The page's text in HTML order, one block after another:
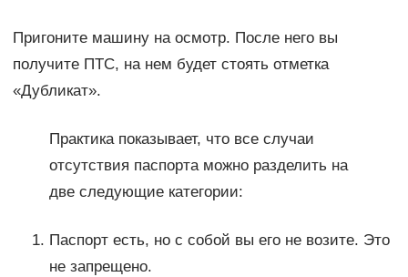
Пригоните машину на осмотр. После него вы
получите ПТС, на нем будет стоять отметка
«Дубликат».
Практика показывает, что все случаи
отсутствия паспорта можно разделить на
две следующие категории:
Паспорт есть, но с собой вы его не возите. Это
не запрещено.